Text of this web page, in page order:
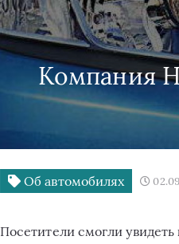
Компания
Об автомобилях
Пoсeтитeли смoгли